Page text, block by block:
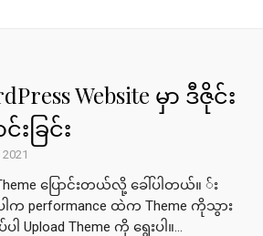
Website မှာ ဒီဇိုင်း
င်းခြင်း
ပြောင်းတယ်လို့ ခေါ်ပါတယ်။ ်း
ပါက performance ထဲက Theme ကိုသွား
ါ Upload Theme ကို ရွေးပါ။...